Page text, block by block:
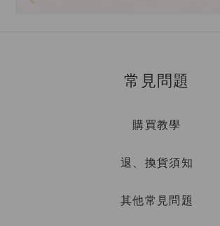
常見問題
購買教學
退、換貨須知
其他常見問題